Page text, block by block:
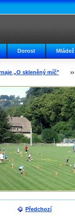
Dorost Mládež
„O skleněný míč"
Předchozí